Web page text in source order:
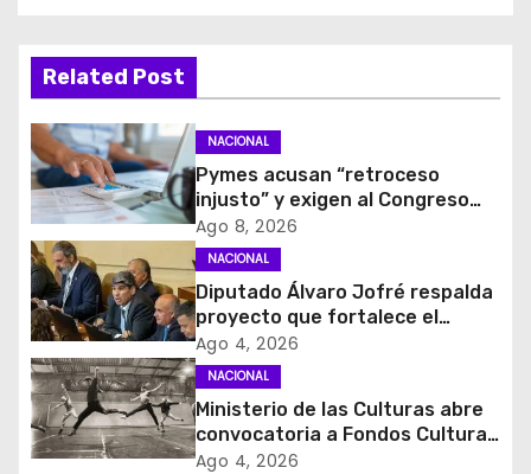
a
c
i
ó
n
d
e
e
Related Post
NACIONAL
Pymes acusan “retroceso
injusto” y exigen al Congreso
rechazar veto que elimina el
pago oportuno a 30 días
Ago 8, 2026
NACIONAL
Diputado Álvaro Jofré respalda
proyecto que fortalece el
control de identidad durante
estados de excepción
Ago 4, 2026
NACIONAL
Ministerio de las Culturas abre
convocatoria a Fondos Cultura
2027 con foco en
Ago 4, 2026